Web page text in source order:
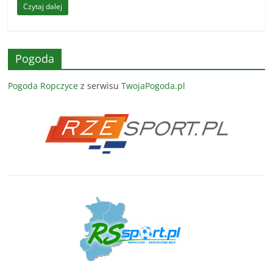
Czytaj dalej
Pogoda
Pogoda Ropczyce z serwisu TwojaPogoda.pl